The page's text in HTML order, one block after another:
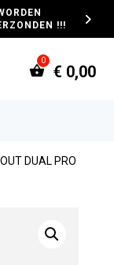
!!!
€ 0,00
DUAL PRO